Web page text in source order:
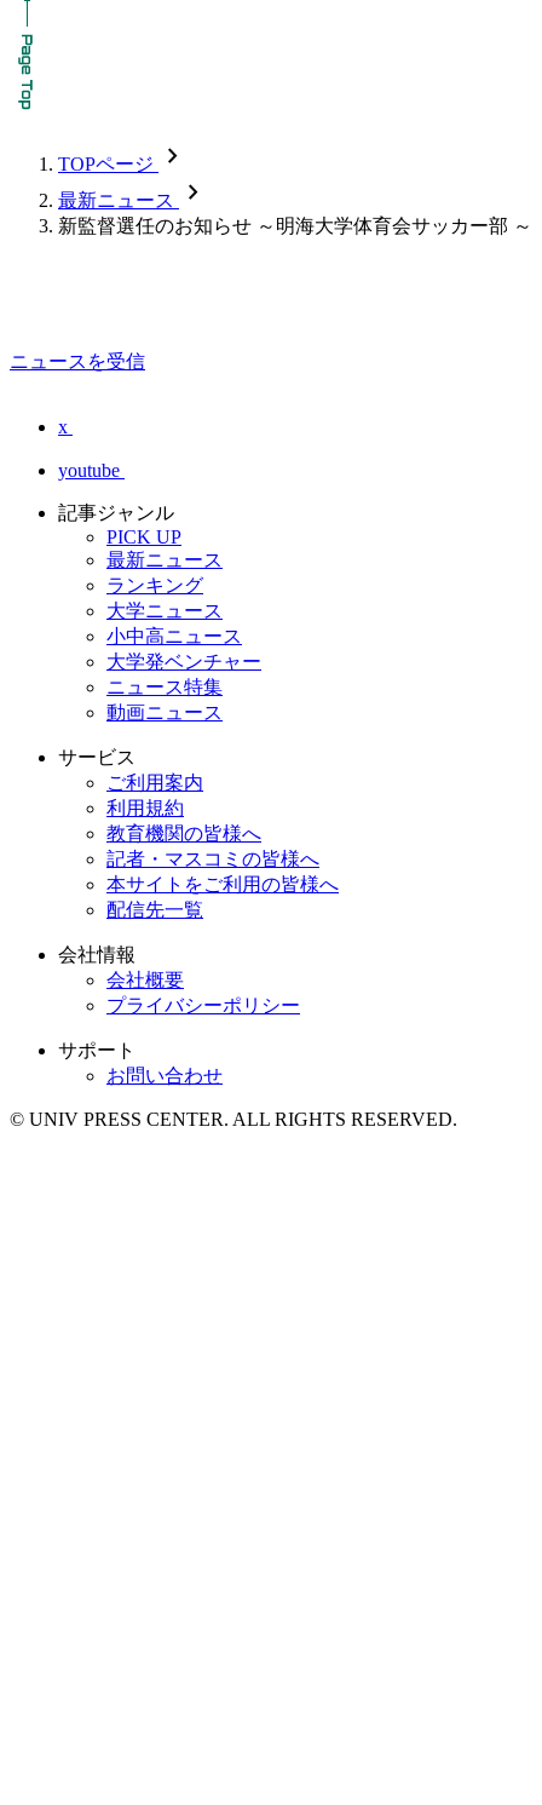
TOPページ chevron_forward
最新ニュース chevron_forward
新監督選任のお知らせ ～明海大学体育会サッカー部 ～
ニュースを受信
x
youtube
記事ジャンル
PICK UP
最新ニュース
ランキング
大学ニュース
小中高ニュース
大学発ベンチャー
ニュース特集
動画ニュース
サービス
ご利用案内
利用規約
教育機関の皆様へ
記者・マスコミの皆様へ
本サイトをご利用の皆様へ
配信先一覧
会社情報
会社概要
プライバシーポリシー
サポート
お問い合わせ
© UNIV PRESS CENTER. ALL RIGHTS RESERVED.